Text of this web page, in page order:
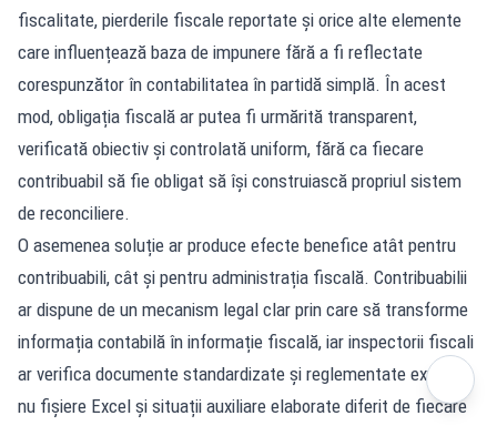
fiscalitate, pierderile fiscale reportate și orice alte elemente
care influențează baza de impunere fără a fi reflectate
corespunzător în contabilitatea în partidă simplă. În acest
mod, obligația fiscală ar putea fi urmărită transparent,
verificată obiectiv și controlată uniform, fără ca fiecare
contribuabil să fie obligat să își construiască propriul sistem
de reconciliere.
O asemenea soluție ar produce efecte benefice atât pentru
contribuabili, cât și pentru administrația fiscală. Contribuabilii
ar dispune de un mecanism legal clar prin care să transforme
informația contabilă în informație fiscală, iar inspectorii fiscali
ar verifica documente standardizate și reglementate expres,
nu fișiere Excel și situații auxiliare elaborate diferit de fiecare